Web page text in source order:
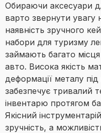
Обираючи аксесуари
варто звернути увагу
наявність зручного
набори для туризму
займають багато
авто. Висока якість
деформації металу
забезпечує тривалий
інвентарю протягом
Якісний
зручність, а